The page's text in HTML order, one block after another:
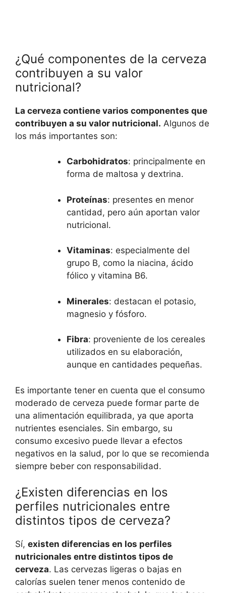
¿Qué componentes de la cerveza
contribuyen a su valor
nutricional?
La cerveza contiene varios componentes que
contribuyen a su valor nutricional. Algunos de
los más importantes son:
Carbohidratos: principalmente en
forma de maltosa y dextrina.
Proteínas: presentes en menor
cantidad, pero aún aportan valor
nutricional.
Vitaminas: especialmente del
grupo B, como la niacina, ácido
fólico y vitamina B6.
Minerales: destacan el potasio,
magnesio y fósforo.
Fibra: proveniente de los cereales
utilizados en su elaboración,
aunque en cantidades pequeñas.
Es importante tener en cuenta que el consumo
moderado de cerveza puede formar parte de
una alimentación equilibrada, ya que aporta
nutrientes esenciales. Sin embargo, su
consumo excesivo puede llevar a efectos
negativos en la salud, por lo que se recomienda
siempre beber con responsabilidad.
¿Existen diferencias en los
perfiles nutricionales entre
distintos tipos de cerveza?
Sí, existen diferencias en los perfiles
nutricionales entre distintos tipos de
cerveza. Las cervezas ligeras o bajas en
calorías suelen tener menos contenido de